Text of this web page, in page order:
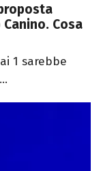
Cosa
1 sarebbe